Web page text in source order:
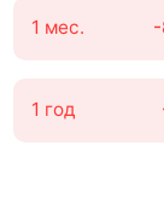
1 мес.
1 год